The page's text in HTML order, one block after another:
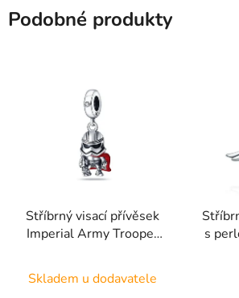
Podobné produkty
Stříbrný visací přívěsek
Imperial Army Trooper
Skladem u dodavatele
s